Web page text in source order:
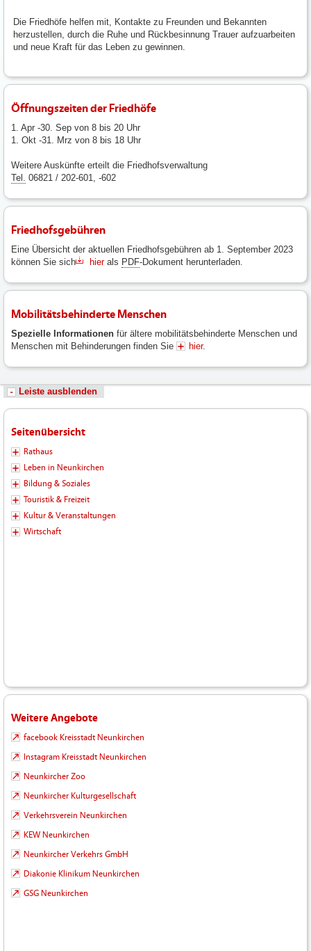
Die Friedhöfe helfen mit, Kontakte zu Freunden und Bekannten
herzustellen, durch die Ruhe und Rückbesinnung Trauer aufzuarbeiten
und neue Kraft für das Leben zu gewinnen.
Öffnungszeiten der Friedhöfe
1. Apr -30. Sep von 8 bis 20 Uhr
1. Okt -31. Mrz von 8 bis 18 Uhr
Weitere Auskünfte erteilt die Friedhofsverwaltung
Tel. 06821 / 202-601, -602
Friedhofsgebühren
Eine Übersicht der aktuellen Friedhofsgebühren ab 1. September 2023
können Sie sich
hierals PDF-Dokument herunterladen.
Mobilitätsbehinderte Menschen
Spezielle Informationen für ältere mobilitätsbehinderte Menschen und
Menschen mit Behinderungen finden Sie
hier.
Leiste ausblenden
Seitenübersicht
Rathaus
Leben in Neunkirchen
Bildung & Soziales
Touristik & Freizeit
Kultur & Veranstaltungen
Wirtschaft
Weitere Angebote
facebook Kreisstadt Neunkirchen
Instagram Kreisstadt Neunkirchen
Neunkircher Zoo
Neunkircher Kulturgesellschaft
Verkehrsverein Neunkirchen
KEW Neunkirchen
Neunkircher Verkehrs GmbH
Diakonie Klinikum Neunkirchen
GSG Neunkirchen